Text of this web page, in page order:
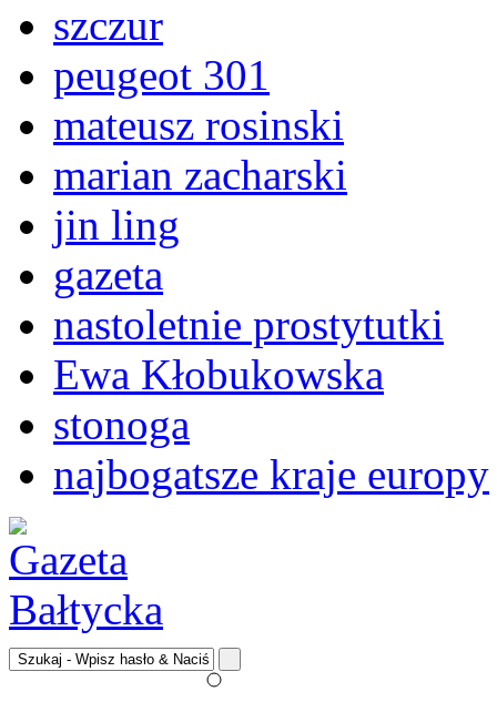
szczur
peugeot 301
mateusz rosinski
marian zacharski
jin ling
gazeta
nastoletnie prostytutki
Ewa Kłobukowska
stonoga
najbogatsze kraje europy